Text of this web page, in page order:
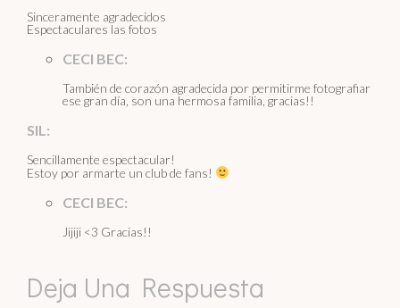
Sinceramente agradecidos
Espectaculares las fotos
CECI BEC:
También de corazón agradecida por permitirme fotografiar
ese gran día, son una hermosa familia, gracias!!
SIL:
Sencillamente espectacular!
Estoy por armarte un club de fans!
CECI BEC:
Jijiji <3 Gracias!!
Deja Una Respuesta